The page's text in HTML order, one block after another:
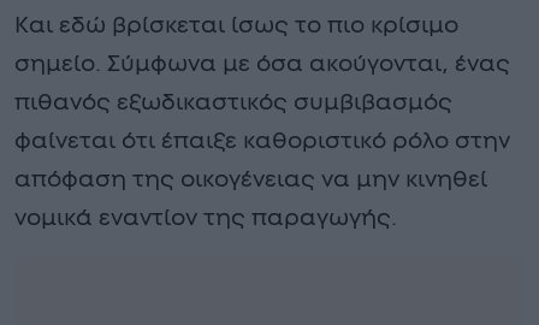
Και εδώ βρίσκεται ίσως το πιο κρίσιμο
σημείο. Σύμφωνα με όσα ακούγονται, ένας
πιθανός εξωδικαστικός συμβιβασμός
φαίνεται ότι έπαιξε καθοριστικό ρόλο στην
απόφαση της οικογένειας να μην κινηθεί
νομικά εναντίον της παραγωγής.